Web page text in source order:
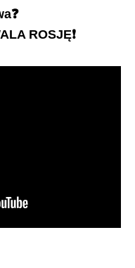
❓
ROSJĘ❗️